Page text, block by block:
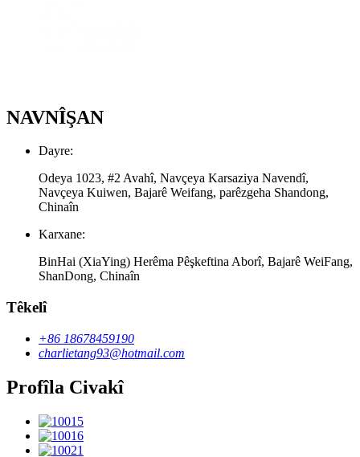
NAVNÎŞAN
Dayre:
Odeya 1023, #2 Avahî, Navçeya Karsaziya Navendî,
Navçeya Kuiwen, Bajarê Weifang, parêzgeha Shandong,
Chinaîn
Karxane:
BinHai (XiaYing) Herêma Pêşkeftina Aborî, Bajarê WeiFang,
ShanDong, Chinaîn
Têkelî
+86 18678459190
charlietang93@hotmail.com
Profîla Civakî